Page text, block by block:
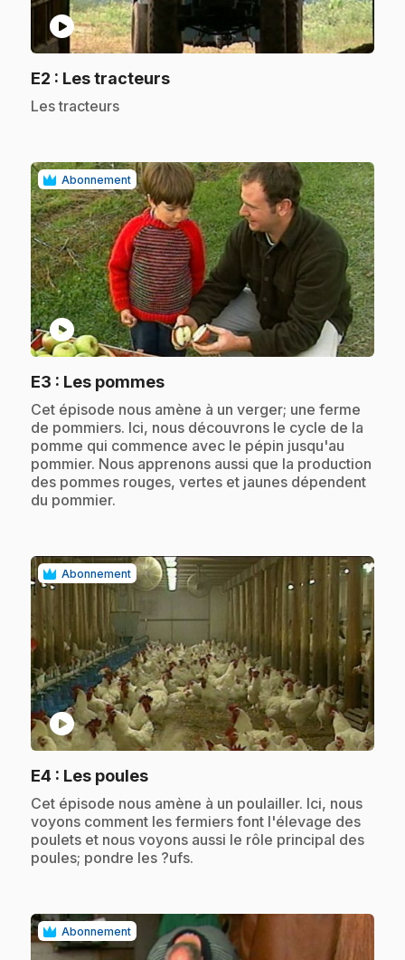
play_circle
E2 : Les tracteurs.
.Les tracteurs
Abonnement
play_circle
E3 : Les pommes.
.Cet épisode nous amène à un verger; une ferme
de pommiers. Ici, nous découvrons le cycle de la
pomme qui commence avec le pépin jusqu'au
pommier. Nous apprenons aussi que la production
des pommes rouges, vertes et jaunes dépendent
du pommier.
Abonnement
play_circle
E4 : Les poules.
.Cet épisode nous amène à un poulailler. Ici, nous
voyons comment les fermiers font l'élevage des
poulets et nous voyons aussi le rôle principal des
poules; pondre les ?ufs.
Abonnement